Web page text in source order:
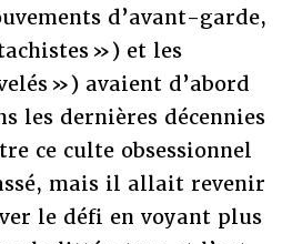
d’avant-garde,
») et les
») avaient d’abord
les dernières décennies
ce culte obsessionnel
mais il allait revenir
le défi en voyant plus